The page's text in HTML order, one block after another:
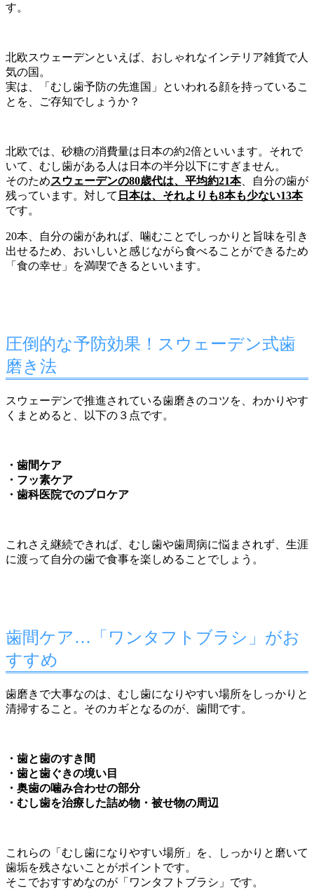
す。
北欧スウェーデンといえば、おしゃれなインテリア雑貨で人
気の国。
実は、「むし歯予防の先進国」といわれる顔を持っているこ
とを、ご存知でしょうか？
北欧では、砂糖の消費量は日本の約2倍といいます。それで
いて、むし歯がある人は日本の半分以下にすぎません。
そのためスウェーデンの80歳代は、平均約21本、自分の歯が
残っています。対して 日本は、それよりも8本も少ない13本
です。
20本、自分の歯があれば、噛むことでしっかりと旨味を引き
出せるため、おいしいと感じながら食べることができるため
「食の幸せ」を満喫できるといいます。
圧倒的な予防効果！スウェーデン式歯
磨き法
スウェーデンで推進されている歯磨きのコツを、わかりやす
くまとめると、以下の３点です。
・歯間ケア
・フッ素ケア
・歯科医院でのプロケア
これさえ継続できれば、むし歯や歯周病に悩まされず、生涯
に渡って自分の歯で食事を楽しめることでしょう。
歯間ケア…「ワンタフトブラシ」がお
すすめ
歯磨きで大事なのは、むし歯になりやすい場所をしっかりと
清掃すること。そのカギとなるのが、歯間です。
・歯と歯のすき間
・歯と歯ぐきの境い目
・奥歯の噛み合わせの部分
・むし歯を治療した詰め物・被せ物の周辺
これらの「むし歯になりやすい場所」を、しっかりと磨いて
歯垢を残さないことがポイントです。
そこでおすすめなのが「ワンタフトブラシ」です。